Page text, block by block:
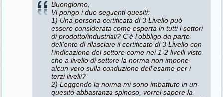
Buongiorno,
Vi pongo i due seguenti quesiti:
1) Una persona certificata di 3 Livello può
essere considerata come esperta in tutti i settori
di prodotto/industriali? C’è l’obbligo da parte
dell’ente di rilasciare il certificato di 3 Livello con
l’indicazione del settore come nei 1-2 livelli visto
che a livello di settore la norma non impone
alcun vero sulla conduzione dell’esame per i
terzi livelli?
2) Leggendo la norma mi sono imbattuto in un
quesito abbastanza spinoso, vorrei sapere la